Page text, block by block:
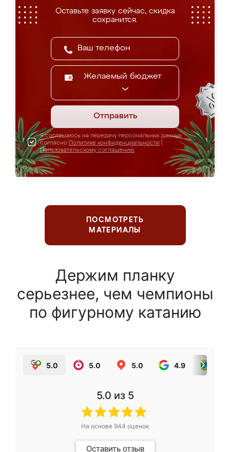
Оставьте заявку сейчас, скидка
сохранится.
Желаемый бюджет
Отправить
Я соглашаюсь на передачу персональных данных
согласно Политике конфиденциальности
Пользовательскому соглашению
ПОСМОТРЕТЬ
МАТЕРИАЛЫ
Держим планку
серьезнее, чем чемпионы
по фигурному катанию
5.0 5.0 5.0 4.9
5.0 из 5
На основе 944 оценок
Оставить отзыв